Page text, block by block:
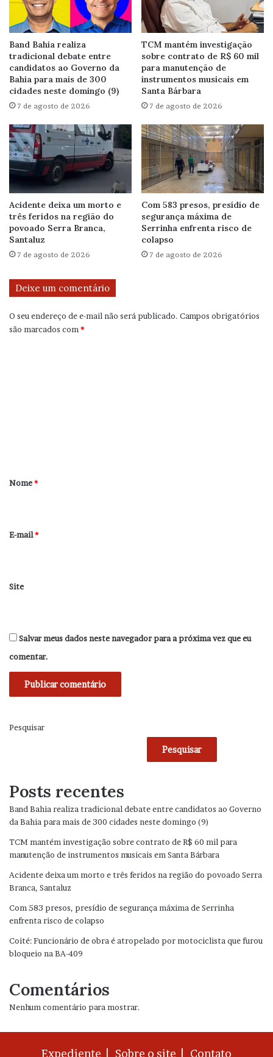
Band Bahia realiza
tradicional debate entre
candidatos ao Governo da
Bahia para mais de 300
cidades neste domingo (9)
7 de agosto de 2026
TCM mantém investigação
sobre contrato de R$ 60 mil
para manutenção de
instrumentos musicais em
Santa Bárbara
7 de agosto de 2026
Acidente deixa um morto e
três feridos na região do
povoado Serra Branca,
Santaluz
7 de agosto de 2026
Com 583 presos, presídio de
segurança máxima de
Serrinha enfrenta risco de
colapso
7 de agosto de 2026
Deixe um comentário
O seu endereço de e-mail não será publicado. Campos obrigatórios
são marcados com*
r
*
Nome*
E-mail*
Site
Salvar meus dados neste navegador para a próxima vez que eu
comentar.
Pesquisar
Pesquisar
Posts recentes
Band Bahia realiza tradicional debate entre candidatos ao Governo
da Bahia para mais de 300 cidades neste domingo (9)
TCM mantém investigação sobre contrato de R$ 60 mil para
manutenção de instrumentos musicais em Santa Bárbara
Acidente deixa um morto e três feridos na região do povoado Serra
Branca, Santaluz
Com 583 presos, presídio de segurança máxima de Serrinha
enfrenta risco de colapso
Coité: Funcionário de obra é atropelado por motociclista que furou
bloqueio na BA-409
Comentários
Nenhum comentário para mostrar.
Expediente | Sobre o site | Contato